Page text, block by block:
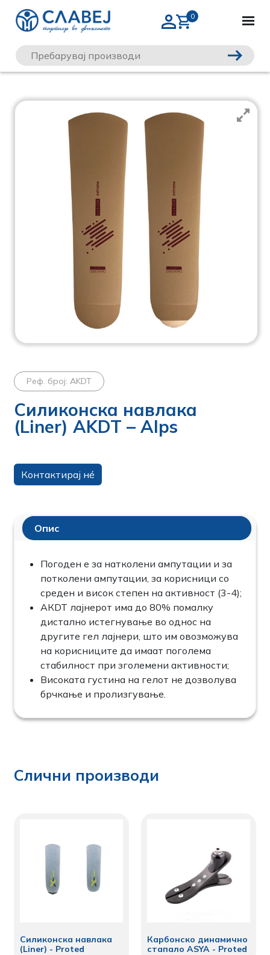
Реф. број: AKDT
Силиконска навлака
(Liner) AKDT – Alps
Контактирај нé
Опис
Погоден е за натколени ампутации и за
потколени ампутации, за корисници со
среден и висок степен на активност (3-4);
АКDT лајнерот има до 80% помалку
дистално истегнување во однос на
другите гел лајнери, што им овозможува
на корисниците да имаат поголема
стабилност при зголемени активности;
Високата густина на гелот не дозволува
брчкање и пролизгување.
Слични производи
Силиконска навлака
(Liner) - Proted
Карбонско динамично
стапало ASYA - Proted